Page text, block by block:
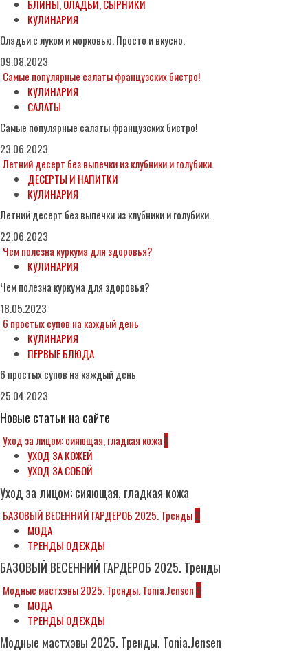
БЛИНЫ, ОЛАДЬИ, СЫРНИКИ
КУЛИНАРИЯ
Оладьи с луком и морковью. Просто и вкусно.
09.08.2023
Самые популярные салаты французских бистро!
КУЛИНАРИЯ
САЛАТЫ
Самые популярные салаты французских бистро!
23.06.2023
Летний десерт без выпечки из клубники и голубики.
ДЕСЕРТЫ И НАПИТКИ
КУЛИНАРИЯ
Летний десерт без выпечки из клубники и голубики.
22.06.2023
Чем полезна куркума для здоровья?
КУЛИНАРИЯ
Чем полезна куркума для здоровья?
18.05.2023
6 простых супов на каждый день
КУЛИНАРИЯ
ПЕРВЫЕ БЛЮДА
6 простых супов на каждый день
25.04.2023
Новые статьи на сайте
Уход за лицом: сияющая, гладкая кожа 1
УХОД ЗА КОЖЕЙ
УХОД ЗА СОБОЙ
Уход за лицом: сияющая, гладкая кожа
БАЗОВЫЙ ВЕСЕННИЙ ГАРДЕРОБ 2025. Тренды2
МОДА
ТРЕНДЫ ОДЕЖДЫ
БАЗОВЫЙ ВЕСЕННИЙ ГАРДЕРОБ 2025. Тренды
Модные мастхэвы 2025. Тренды. Tonia.Jensen 3
МОДА
ТРЕНДЫ ОДЕЖДЫ
Модные мастхэвы 2025. Тренды. Tonia.Jensen